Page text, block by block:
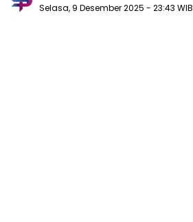
Selasa, 9 Desember 2025 - 23:43 WIB